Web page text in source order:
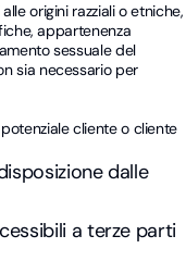
origini razziali o etniche,
appartenenza
sessuale del
sia necessario per
cliente o cliente
dalle
a terze parti